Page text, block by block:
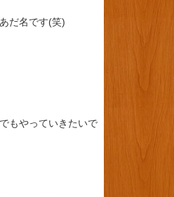
だ名です(笑)
もやっていきたいで